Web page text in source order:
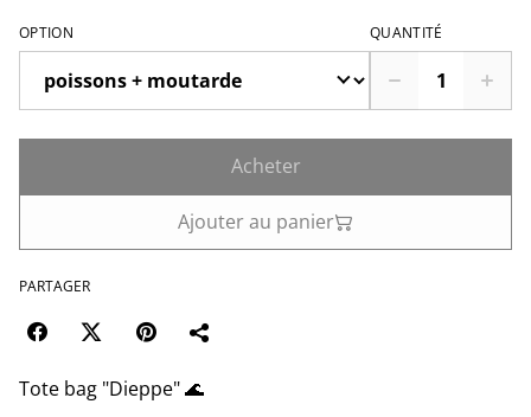
OPTION QUANTITÉ
Acheter
Ajouter au panier
PARTAGER
Tote bag "Dieppe" 🌊